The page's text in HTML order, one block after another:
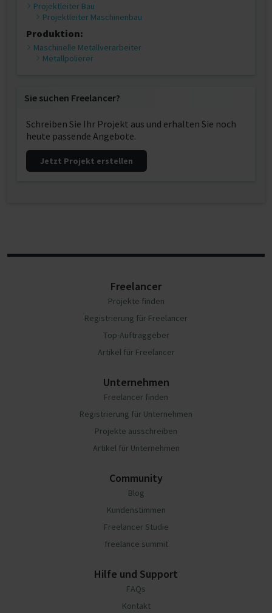
Projektleiter Bau
Projektleiter Maschinenbau
Produktion:
Maschinelle Metallverarbeiter
Metallpolierer
Sie suchen Freelancer?
Schreiben Sie Ihr Projekt aus und erhalten Sie noch
heute passende Angebote.
Jetzt Projekt erstellen
Freelancer
Projekte finden
Registrierung für Freelancer
Top-Auftraggeber
Artikel für Freelancer
Unternehmen
Freelancer finden
Registrierung für Unternehmen
Projekte ausschreiben
Artikel für Unternehmen
Community
Blog
Kundenstimmen
Freelancer Studie
freelance summit
Hilfe und Support
FAQs
Kontakt